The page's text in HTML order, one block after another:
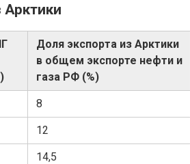
Арктики
Доля экспорта из Арктики
в общем экспорте нефти и
газа РФ (%)
8
12
14,5